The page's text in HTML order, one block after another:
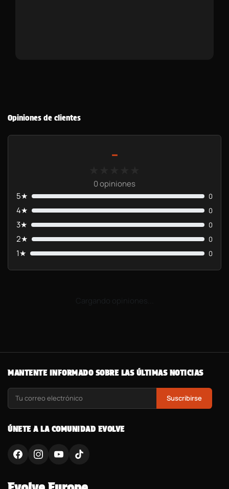
Opiniones de clientes
-
0 opiniones
5★
0
4★ 0
3★ 0
2★ 0
1★ 0
Cargando opiniones...
MANTENTE INFORMADO SOBRE LAS ÚLTIMAS NOTICIAS
Suscribirse
ÚNETE A LA COMUNIDAD EVOLVE